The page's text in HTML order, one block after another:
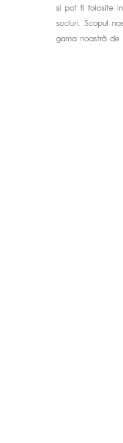
si pot fi folosite
socluri. Scopul
gama noastră de